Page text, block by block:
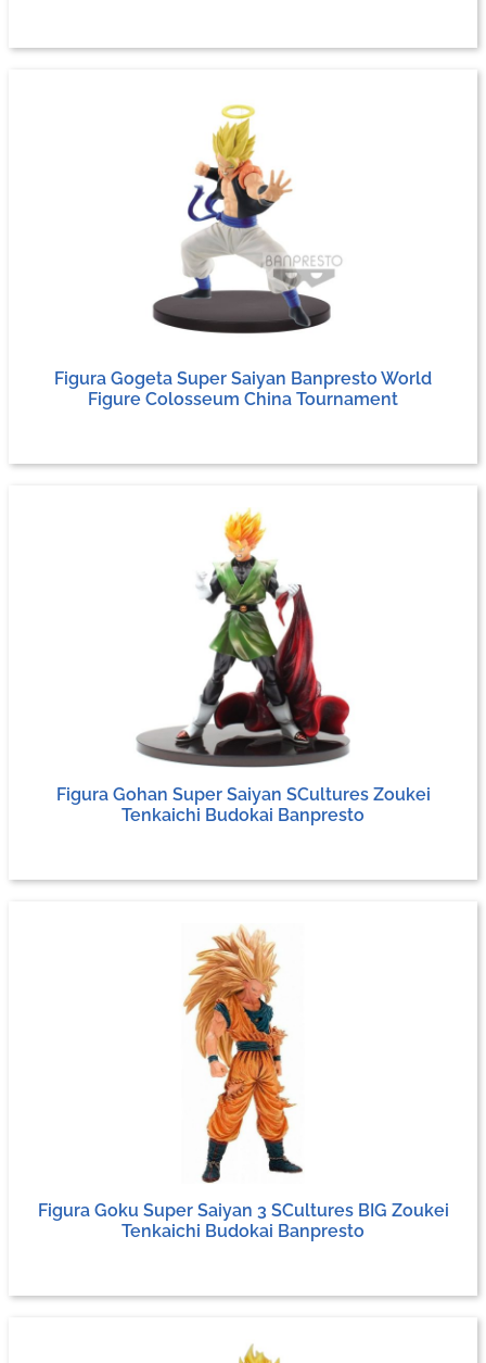
Figura Gogeta Super Saiyan Banpresto World
Figure Colosseum China Tournament
Figura Gohan Super Saiyan SCultures Zoukei
Tenkaichi Budokai Banpresto
Figura Goku Super Saiyan 3 SCultures BIG Zoukei
Tenkaichi Budokai Banpresto